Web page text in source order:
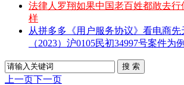
法律人罗翔如果中国老百姓都敢去行
样
从拼多多《用户服务协议》看电商
（2023）沪0105民初34997号案件为例
搜 索
上一页下一页